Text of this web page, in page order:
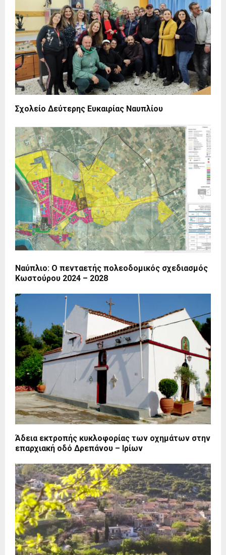
Σχολείο Δεύτερης Ευκαιρίας Ναυπλίου
Ναύπλιο: Ο πενταετής πολεοδομικός σχεδιασμός
Κωστούρου 2024 – 2028
Άδεια εκτροπής κυκλοφορίας των οχημάτων στην
επαρχιακή οδό Δρεπάνου – Ιρίων